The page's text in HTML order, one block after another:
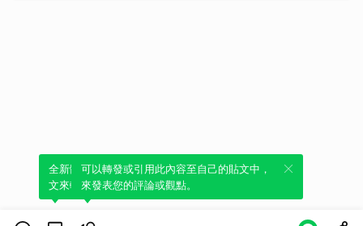
全新體驗！一鍵引用此內容，透過發布貼
文來輕鬆表達個人立場。
可以轉發或引用此內容至自己的貼文中，
來發表您的評論或觀點。